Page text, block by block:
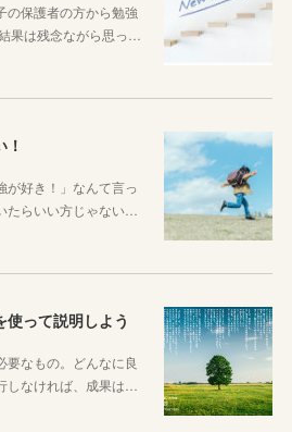
の保護者の方から勉強
果は残念ながら思っ…
が好き！」なんて言っ
たらいい方じゃない…
って説明しよう
要なもの。どんなに良
しなければ、成果は…